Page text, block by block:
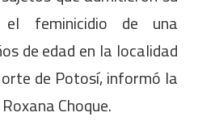
el feminicidio de una
de edad en la localidad
de Potosí, informó la
Choque.